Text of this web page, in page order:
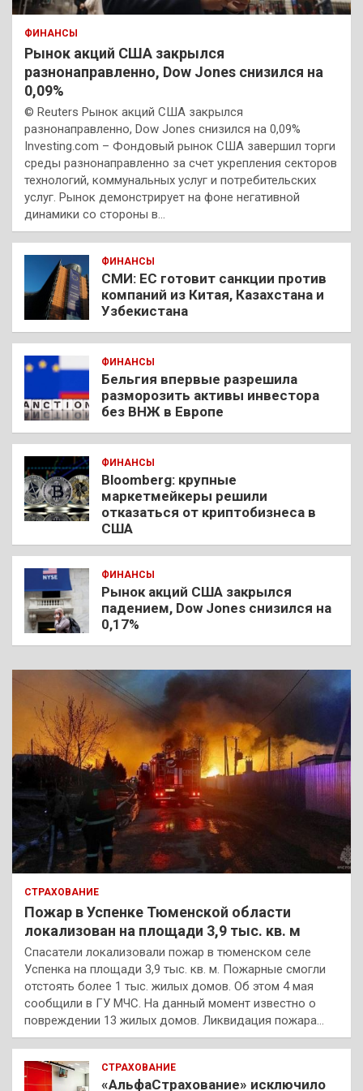
ФИНАНСЫ
Рынок акций США закрылся
разнонаправленно, Dow Jones снизился на
0,09%
© Reuters Рынок акций США закрылся
разнонаправленно, Dow Jones снизился на 0,09%
Investing.com – Фондовый рынок США завершил торги
среды разнонаправленно за счет укрепления секторов
технологий, коммунальных услуг и потребительских
услуг. Рынок демонстрирует на фоне негативной
динамики со стороны в…
ФИНАНСЫ
СМИ: ЕС готовит санкции против
компаний из Китая, Казахстана и
Узбекистана
ФИНАНСЫ
Бельгия впервые разрешила
разморозить активы инвестора
без ВНЖ в Европе
ФИНАНСЫ
Bloomberg: крупные
маркетмейкеры решили
отказаться от криптобизнеса в
США
ФИНАНСЫ
Рынок акций США закрылся
падением, Dow Jones снизился на
0,17%
СТРАХОВАНИЕ
Пожар в Успенке Тюменской области
локализован на площади 3,9 тыс. кв. м
Спасатели локализовали пожар в тюменском селе
Успенка на площади 3,9 тыс. кв. м. Пожарные смогли
отстоять более 1 тыс. жилых домов. Об этом 4 мая
сообщили в ГУ МЧС. На данный момент известно о
повреждении 13 жилых домов. Ликвидация пожара…
СТРАХОВАНИЕ
«АльфаСтрахование» исключило